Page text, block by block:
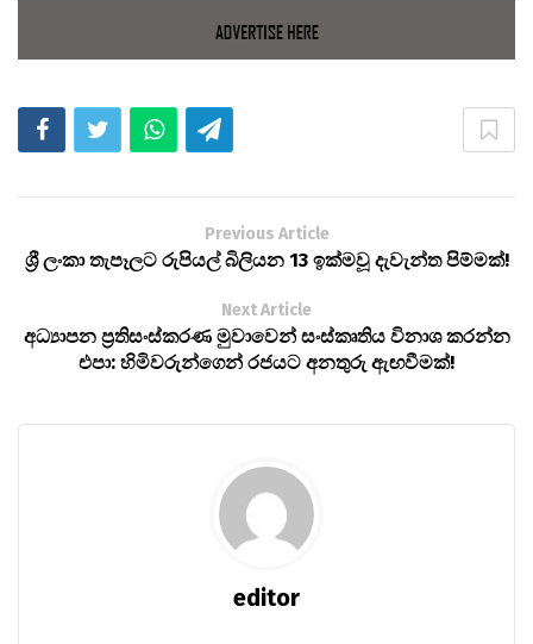
Previous Article
ශ්‍රී ලංකා තැපෑලට රුපියල් බිලියන 13 ඉක්මවූ දැවැන්ත පිම්මක්!
Next Article
​අධ්‍යාපන ප්‍රතිසංස්කරණ මුවාවෙන් සංස්කෘතිය විනාශ කරන්න
එපා: හිමිවරුන්ගෙන් රජයට අනතුරු ඇඟවීමක්!
editor